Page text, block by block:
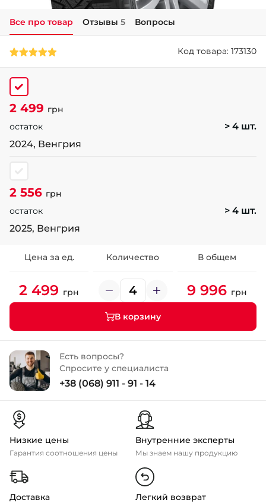
+38 (050)-911-911-2
+38 (099)-643-33-77
Все про товар Отзывы 5 Вопросы
Код товара: 173130
2 499 грн
остаток
> 4 шт.
2024, Венгрия
2 556 грн
остаток
> 4 шт.
2025, Венгрия
Цена за ед. Количество В общем
2 499 грн 9 996 грн
В корзину
Есть вопросы?
Спросите у специалиста
+38 (068) 911 - 91 - 14
Низкие цены
Гарантия соотношения цены
Внутренние эксперты
Мы знаем нашу продукцию
Доставка Легкий возврат